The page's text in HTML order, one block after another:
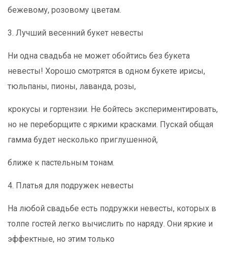
бежевому, розовому цветам.
3. Лучший весенний букет невесты
Ни одна свадьба не может обойтись без букета
невесты! Хорошо смотрятся в одном букете ирисы,
тюльпаны, пионы, лаванда, розы,
крокусы и гортензии. Не бойтесь экспериментировать,
но не переборщите с яркими красками. Пускай общая
гамма будет несколько приглушенной,
ближе к пастельным тонам.
4. Платья для подружек невесты
На любой свадьбе есть подружки невесты, которых в
толпе гостей легко вычислить по наряду. Они яркие и
эффектные, но этим только